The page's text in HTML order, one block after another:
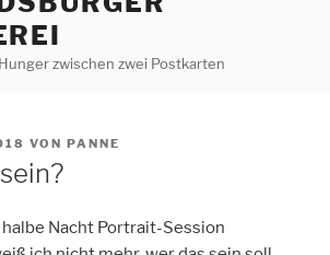
zwischen zwei Postkarten
VON PANNE
sein?
Nacht Portrait-Session